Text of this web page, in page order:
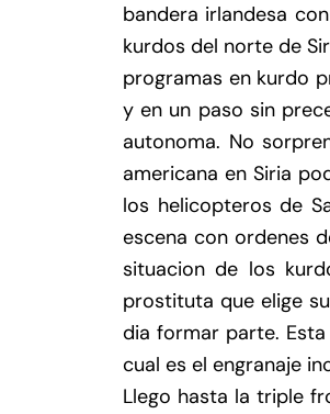
bandera irlandesa
kurdos del norte de
programas en kurdo
y en un paso sin
autonoma. No
americana en Siria
los helicopteros de
escena con ordenes
situacion de los
prostituta que elige
dia formar parte.
cual es el engranaje
Llego hasta la triple